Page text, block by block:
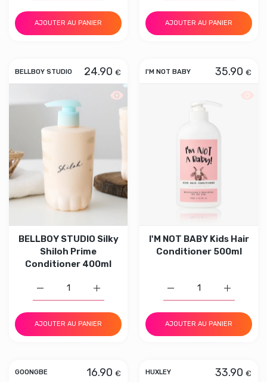
AJOUTER AU PANIER AJOUTER AU PANIER
BELLBOY STUDIO 24.90 €
Aperçu rapide BELLBOY STUDIO
BELLBOY STUDIO Silky
Shiloh Prime
Conditioner 400ml
Augmenter la quantité de BELLBOY
Augmenter la quantité de BELLBOY STUDIO Silky
AJOUTER AU PANIER
I'M NOT BABY 35.90 €
I'M NOT BABY Kids Hair
Conditioner 500ml
Augmenter la quantité
AJOUTER AU PANIER
GOONGBE 16.90 € HUXLEY 33.90 €